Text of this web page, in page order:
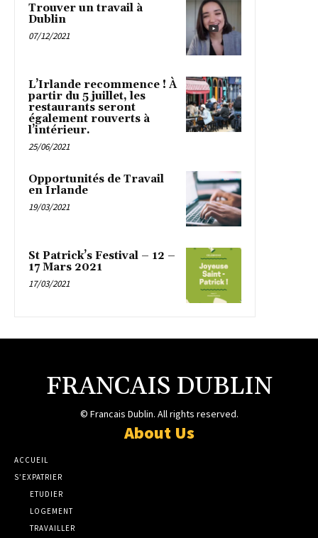
Trouver un travail à
Dublin
07/12/2021
L’Irlande recommence ! À
partir du 5 juillet, les
restaurants seront
également rouverts à
l’intérieur.
25/06/2021
Opportunités de Travail
en Irlande
19/03/2021
St Patrick’s Festival – 12 –
17 Mars 2021
17/03/2021
FRANCAIS DUBLIN
© Francais Dublin. All rights reserved.
About Us
ACCUEIL
S’EXPATRIER
ETUDIER
LOGEMENT
TRAVAILLER